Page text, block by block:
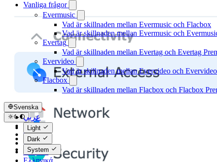
Vanliga frågor
Evermusic
Vad är skillnaden mellan Evermusic och Flacbox
Vad är skillnaden mellan Evermusic och
Evertag
Vad är skillnaden mellan Evertag och Evertag
Evervideo
Vad är skillnaden mellan Evervideo och
Flacbox
Vad är skillnaden mellan Flacbox och Flacbox
Svenska
عربي
Català
Čeština
Dansk
Deutsch
Ελληνικά
Light
Dark
System